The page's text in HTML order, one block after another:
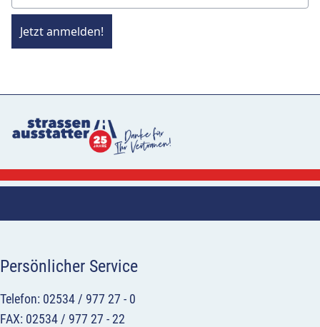
Jetzt anmelden!
Persönlicher Service
Telefon: 02534 / 977 27 - 0
FAX: 02534 / 977 27 - 22